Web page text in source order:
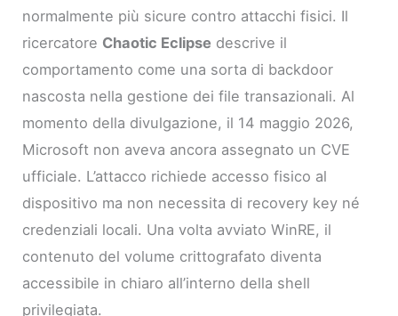
normalmente più sicure contro attacchi fisici. Il
ricercatore Chaotic Eclipse descrive il
comportamento come una sorta di backdoor
nascosta nella gestione dei file transazionali. Al
momento della divulgazione, il 14 maggio 2026,
Microsoft non aveva ancora assegnato un CVE
ufficiale. L’attacco richiede accesso fisico al
dispositivo ma non necessita di recovery key né
credenziali locali. Una volta avviato WinRE, il
contenuto del volume crittografato diventa
accessibile in chiaro all’interno della shell
privilegiata.